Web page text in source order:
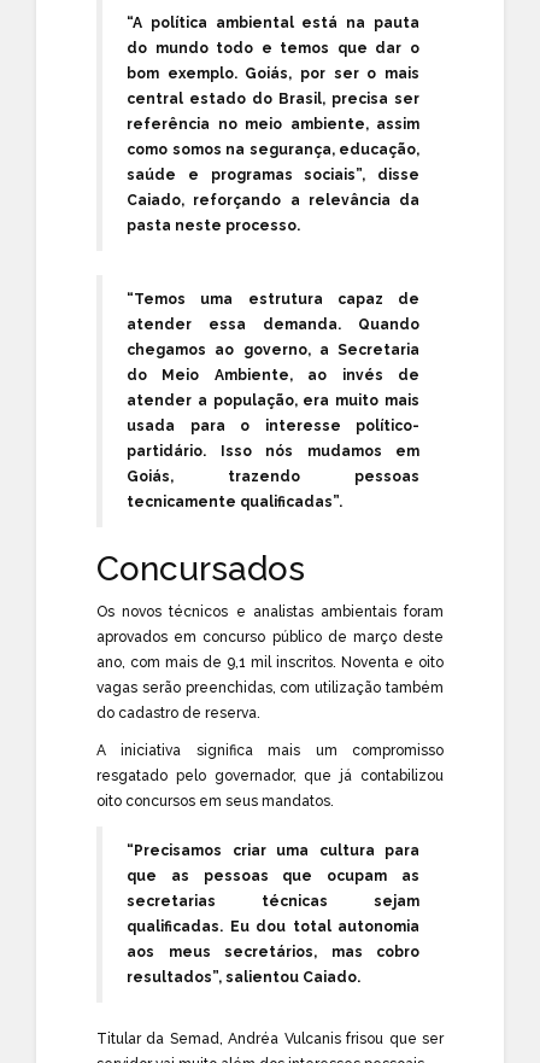
“A política ambiental está na pauta
do mundo todo e temos que dar o
bom exemplo. Goiás, por ser o mais
central estado do Brasil, precisa ser
referência no meio ambiente, assim
como somos na segurança, educação,
saúde e programas sociais”, disse
Caiado, reforçando a relevância da
pasta neste processo.
“Temos uma estrutura capaz de
atender essa demanda. Quando
chegamos ao governo, a Secretaria
do Meio Ambiente, ao invés de
atender a população, era muito mais
usada para o interesse político-
partidário. Isso nós mudamos em
Goiás, trazendo pessoas
tecnicamente qualificadas”.
Concursados
Os novos técnicos e analistas ambientais foram
aprovados em concurso público de março deste
ano, com mais de 9,1 mil inscritos. Noventa e oito
vagas serão preenchidas, com utilização também
do cadastro de reserva.
A iniciativa significa mais um compromisso
resgatado pelo governador, que já contabilizou
oito concursos em seus mandatos.
“Precisamos criar uma cultura para
que as pessoas que ocupam as
secretarias técnicas sejam
qualificadas. Eu dou total autonomia
aos meus secretários, mas cobro
resultados”, salientou Caiado.
Titular da Semad, Andréa Vulcanis frisou que ser